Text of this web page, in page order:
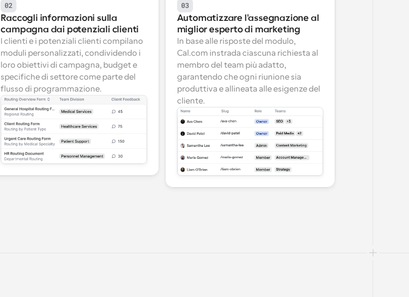
02
Raccogli informazioni sulla
campagna dai potenziali clienti
I clienti e i potenziali clienti compilano
moduli personalizzati, condividendo i
loro obiettivi di campagna, budget e
specifiche di settore come parte del
flusso di programmazione.
03
Automatizzare l'assegnazione al
miglior esperto di marketing
In base alle risposte del modulo,
Cal.com instrada ciascuna richiesta al
membro del team più adatto,
garantendo che ogni riunione sia
produttiva e allineata alle esigenze del
cliente.